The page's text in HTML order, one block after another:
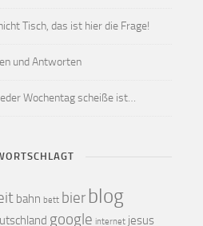
Tisch, das ist hier die Frage!
und Antworten
Wochentag scheiße ist…
bahn bett bier blog
google internet jesus